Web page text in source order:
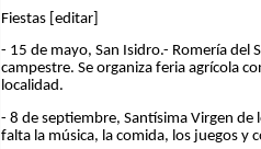
Fiestas [editar]
- 15 de mayo, San Isidro.- Romería
campestre. Se organiza feria agrícola
localidad.
- 8 de septiembre, Santísima Virgen de
falta la música, la comida, los juegos y